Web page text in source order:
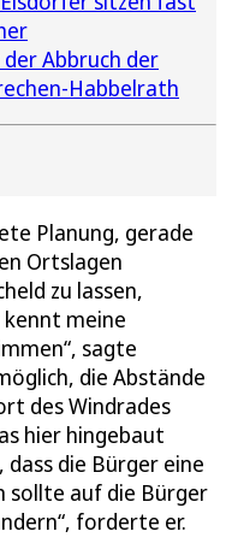
Abbruch der
Habbelrath
Planung, gerade
Ortslagen
zu lassen,
meine
sagte
die Abstände
des Windrades
hier hingebaut
die Bürger eine
sollte auf die Bürger
forderte er.